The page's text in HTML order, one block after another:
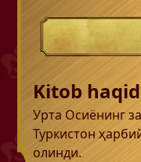
Kitob
Урта Осиёнинг
Туркистон
олинди.